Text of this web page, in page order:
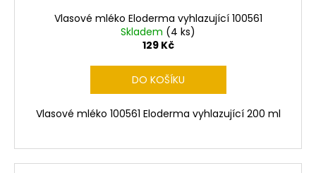
Vlasové mléko Eloderma vyhlazující 100561
Skladem (4 ks)
129 Kč
DO KOŠÍKU
Vlasové mléko 100561 Eloderma vyhlazující 200 ml